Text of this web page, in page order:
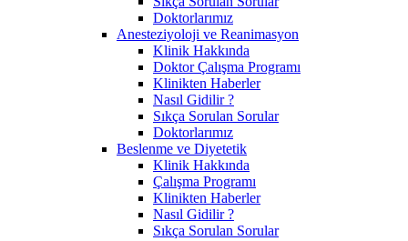
Doktorlarımız
Anesteziyoloji ve Reanimasyon
Klinik Hakkında
Doktor Çalışma Programı
Klinikten Haberler
Nasıl Gidilir ?
Sıkça Sorulan Sorular
Doktorlarımız
Beslenme ve Diyetetik
Klinik Hakkında
Çalışma Programı
Klinikten Haberler
Nasıl Gidilir ?
Sıkça Sorulan Sorular